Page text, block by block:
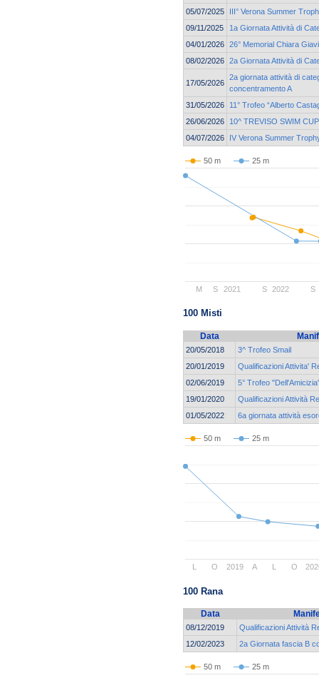
05/07/2025
III° Verona Summer
09/11/2025
1a Giornata Attività di
04/01/2026 26° Memorial Chiara
08/02/2026 2a Giornata Attività di
17/05/2026
2a giornata attività di
concentramento A
31/05/2026
11° Trofeo “Alberto
26/06/2026
10^ TREVISO SWIM CUP
04/07/2026
IV Verona Summer
50 m 25 m
2021 2022
M S S S
100 Misti
Data
20/05/2018
3^ Trofeo Smail
20/01/2019
Qualificazioni Attivita'
02/06/2019
5° Trofeo
19/01/2020
Qualificazioni Attività
01/05/2022
6a giornata attività
50 m 25 m
2019
L O A L O
100 Rana
Data
08/12/2019
Qualificazioni Attività
12/02/2023
2a Giornata fascia B
50 m 25 m